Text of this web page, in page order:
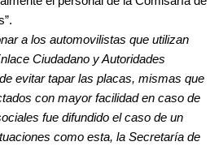
a los automovilistas que utilizan
Ciudadano y Autoridades
evitar tapar las placas, mismas que
con mayor facilidad en caso de
fue difundido el caso de un
como esta, la Secretaría de